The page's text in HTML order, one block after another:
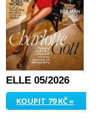
ELLE 05/2026
KOUPIT 79 KČ »